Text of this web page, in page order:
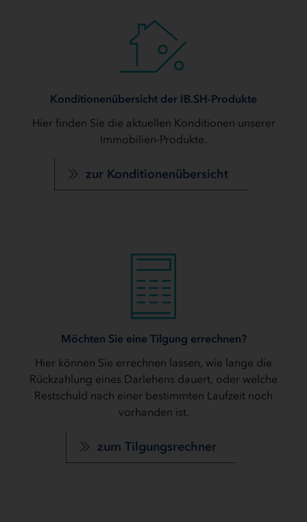
Konditionenübersicht der IB.SH-Produkte
Hier finden Sie die aktuellen Konditionen unserer
Immobilien-Produkte.
zur Konditionenübersicht
Möchten Sie eine Tilgung errechnen?
Hier können Sie errechnen lassen, wie lange die
Rückzahlung eines Darlehens dauert, oder welche
Restschuld nach einer bestimmten Laufzeit noch
vorhanden ist.
zum Tilgungsrechner